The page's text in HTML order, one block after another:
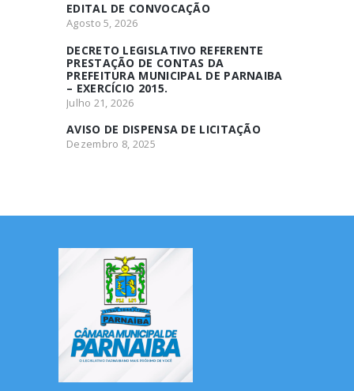
EDITAL DE CONVOCAÇÃO
Agosto 5, 2026
DECRETO LEGISLATIVO REFERENTE
PRESTAÇÃO DE CONTAS DA
PREFEITURA MUNICIPAL DE PARNAIBA
– EXERCÍCIO 2015.
Julho 21, 2026
AVISO DE DISPENSA DE LICITAÇÃO
Dezembro 8, 2025